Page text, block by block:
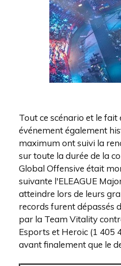
Tout ce scénario et le
événement également
maximum ont suivi la
sur toute la durée de la
Global Offensive était
suivante l'ELEAGUE
atteindre lors de leurs
records furent dépassés
par la Team Vitality
Esports et Heroic (1 405
avant finalement que le